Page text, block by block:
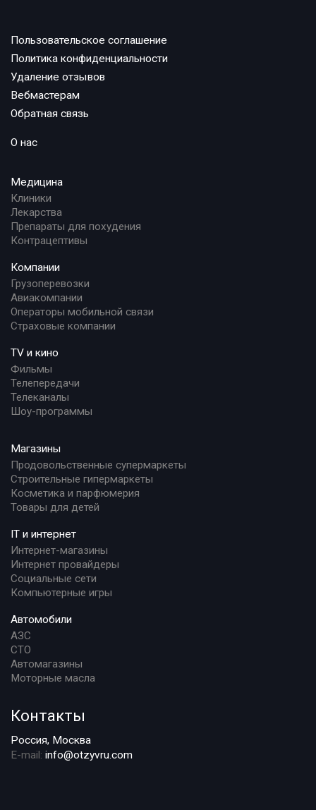
Пользовательское соглашение
Политика конфиденциальности
Удаление отзывов
Вебмастерам
Обратная связь
О нас
Медицина
Клиники
Лекарства
Препараты для похудения
Контрацептивы
Компании
Грузоперевозки
Авиакомпании
Операторы мобильной связи
Страховые компании
TV и кино
Фильмы
Телепередачи
Телеканалы
Шоу-программы
Магазины
Продовольственные супермаркеты
Строительные гипермаркеты
Косметика и парфюмерия
Товары для детей
IT и интернет
Интернет-магазины
Интернет провайдеры
Социальные сети
Компьютерные игры
Автомобили
АЗС
СТО
Автомагазины
Моторные масла
Контакты
Россия, Москва
E-mail: info@otzyvru.com